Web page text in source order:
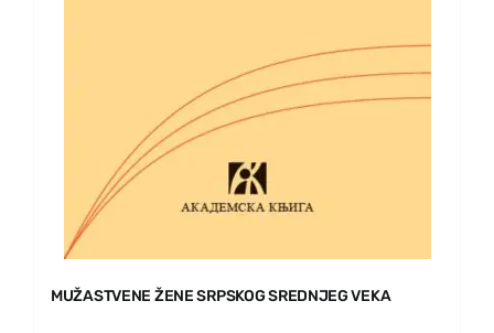
MUŽASTVENE ŽENE SRPSKOG SREDNJEG VEKA